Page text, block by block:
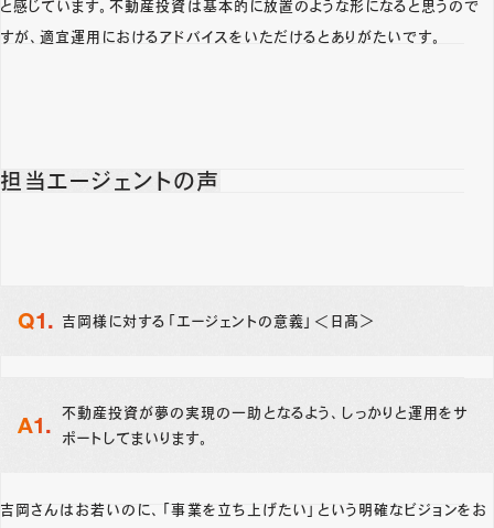
と感じています。不動産投資は基本的に放置のような形になると思うので
すが、適宜運用におけるアドバイスをいただけるとありがたいです。
担当エージェントの声
吉岡様に対する「エージェントの意義」＜日髙＞
不動産投資が夢の実現の一助となるよう、しっかりと運用をサ
ポートしてまいります。
吉岡さんはお若いのに、「事業を立ち上げたい」という明確なビジョンをお